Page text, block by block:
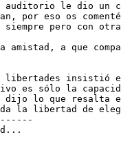
le dio un
por eso os
pero con
amistad, a que
libertades insistió
es sólo la
dijo lo que resalta
la libertad de